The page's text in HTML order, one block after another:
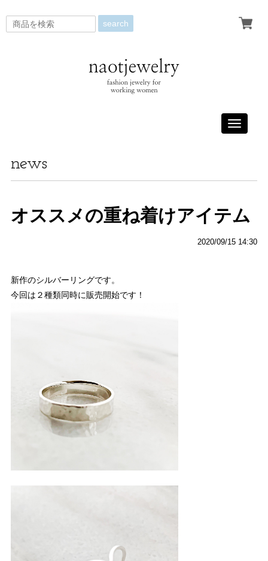
search
Toggle
news
オススメの重ね着けアイテム
2020/09/15 14:30
新作のシルバーリングです。
今回は２種類同時に販売開始です！